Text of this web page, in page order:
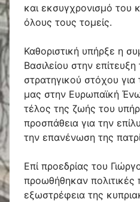
και εκσυγχρονισμό του
όλους τους τομείς.
Καθοριστική υπήρξε η
Βασιλείου στην
στρατηγικού στόχου
μας στην Ευρωπαϊκή
τέλος της ζωής του
προσπάθεια για την
την επανένωση της
Επί προεδρίας του
προωθήθηκαν
εξωστρέφεια της